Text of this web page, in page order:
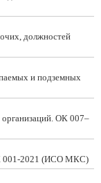
должностей
и подземных
ОК 007–
001-2021 (ИСО МКС)